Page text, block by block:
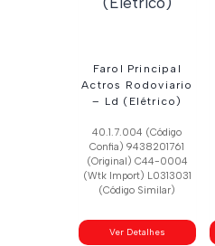
Farol Principal
Actros Rodoviario
– Ld (Elétrico)
40.1.7.004 (Código
Confia) 9438201761
(Original) C44-0004
(Wtk Import) L0313031
(Código Similar)
Ver Detalhes